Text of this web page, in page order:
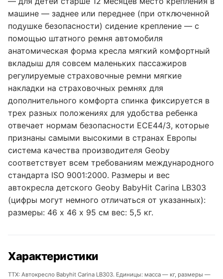
машине — заднее или переднее (при отключенной
подушке безопасности) сидение крепление — с
помощью штатного ремня автомобиля
анатомическая форма кресла мягкий комфортный
вкладыш для совсем маленьких пассажиров
регулируемые страховочные ремни мягкие
накладки на страховочных ремнях для
дополнительного комфорта спинка фиксируется в
трех разных положениях для удобства ребенка
отвечает нормам безопасности ЕСЕ44/3, которые
признаны самыми высокими в странах Европы
система качества производителя Geoby
соответствует всем требованиям международного
стандарта ISO 9001:2000. Размеры и вес
автокресла детского Geoby BabyHit Carina LB303
(цифры могут немного отличаться от указанных):
размеры: 46 х 46 х 95 см вес: 5,5 кг.
Характеристики
ТТХ: Автокресло Babyhit Carina LB303. Единицы: масса — кг, размеры —